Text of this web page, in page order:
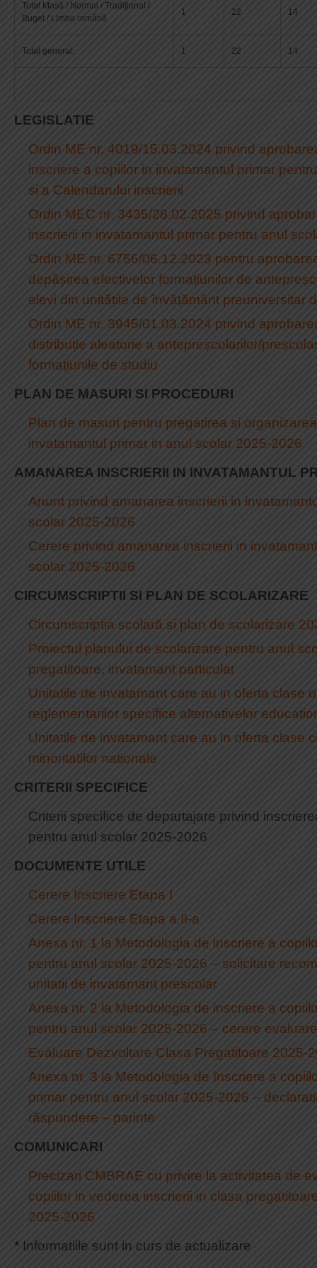
Total Masă / Normal / Tradițional /
Buget / Limba română
1 22 14
Total general: 1 22 14
LEGISLATIE
Ordin ME nr. 4019/15.03.2024 privind
inscriere a copiilor in invatamantul primar
si a Calendarului inscrierii
Ordin MEC nr. 3435/28.02.2025 privind
inscrierii in invatamantul primar pentru anul
Ordin ME nr. 6756/06.12.2023 pentru
depășirea efectivelor formațiunilor de
elevi din unitățile de învățământ preuniversitar
Ordin ME nr. 3945/01.03.2024 privind
distribuție aleatorie a antepreșcolarilor/
formațiunile de studiu
PLAN DE MASURI SI PROCEDURI
Plan de masuri pentru pregatirea si
invatamantul primar in anul scolar 2025-2026
AMANAREA INSCRIERII IN INVATAMANTUL
Anunt privind amanarea inscrierii in
scolar 2025-2026
Cerere privind amanarea inscrierii in
scolar 2025-2026
CIRCUMSCRIPTII SI PLAN DE SCOLARIZARE
Circumscriptia scolară si plan de scolarizare
Proiectul planului de scolarizare pentru anul
pregatitoare, invatamant particular
Unitatile de invatamant care au in oferta clase
reglementarilor specifice alternativelor
Unitatile de invatamant care au in oferta clase
minoritatilor nationale
CRITERII SPECIFICE
Criterii specifice de departajare privind
pentru anul scolar 2025-2026
DOCUMENTE UTILE
Cerere Inscriere Etapa I
Cerere Inscriere Etapa a II-a
Anexa nr. 1 la Metodologia de inscriere a
pentru anul scolar 2025-2026 – solicitare
unitatii de invatamant prescolar
Anexa nr. 2 la Metodologia de inscriere a
pentru anul scolar 2025-2026 – cerere
Evaluare Dezvoltare Clasa Pregatitoare 2025-
Anexa nr. 3 la Metodologia de înscriere a
primar pentru anul scolar 2025-2026 –
răspundere – parinte
COMUNICARI
Precizari CMBRAE cu privire la activitatea de
copiilor in vederea inscrierii in clasa
2025-2026
* Informatiile sunt in curs de actualizare